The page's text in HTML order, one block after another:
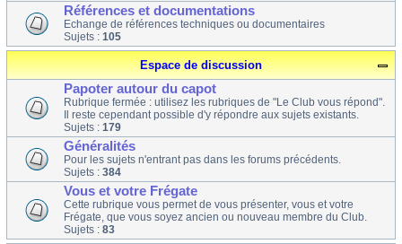
Références et documentations
Echange de références techniques ou documentaires
Sujets : 105
Espace de discussion
Papoter autour du capot
Rubrique fermée : utilisez les rubriques de "Le Club vous répond".
Il reste cependant possible d'y répondre aux sujets existants.
Sujets : 179
Généralités
Pour les sujets n'entrant pas dans les forums précédents.
Sujets : 384
Vous et votre Frégate
Cette rubrique vous permet de vous présenter, vous et votre
Frégate, que vous soyez ancien ou nouveau membre du Club.
Sujets : 83